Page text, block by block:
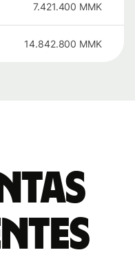
7.421.400 MMK
14.842.800 MMK